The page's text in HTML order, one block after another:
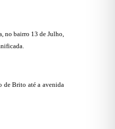
no bairro 13 de Julho,
de Brito até a avenida